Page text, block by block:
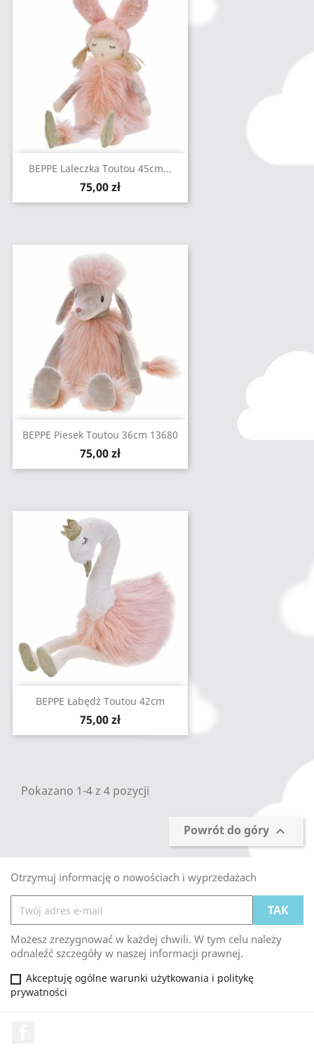
BEPPE Laleczka Toutou 45cm...
Cena
75,00 zł
BEPPE Piesek Toutou 36cm 13680
Cena
75,00 zł
BEPPE Łabędź Toutou 42cm
Cena
75,00 zł
Pokazano 1-4 z 4 pozycji
Powrót do góry 
Otrzymuj informację o nowościach i wyprzedażach
Możesz zrezygnować w każdej chwili. W tym celu należy
odnaleźć szczegóły w naszej informacji prawnej.
Akceptuję ogólne warunki użytkowania i politykę
prywatności